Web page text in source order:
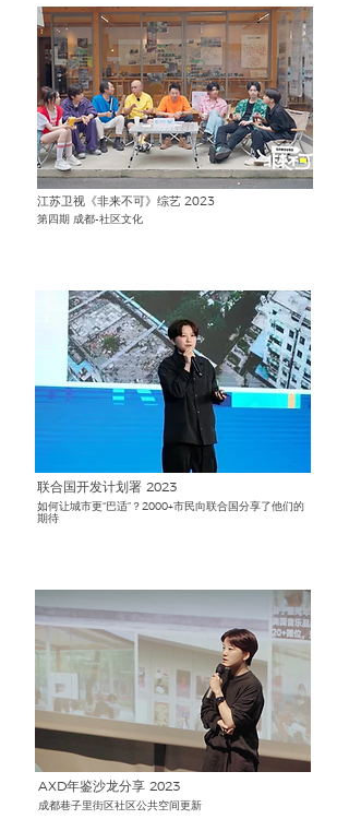
江苏卫视《非来不可》综艺 2023
第四期 成都-社区文化
联合国开发计划署 2023
如何让城市更“巴适”？2000+市民向联合国分享了他们的
期待
AXD年鉴沙龙分享 2023
成都巷子里街区社区公共空间更新